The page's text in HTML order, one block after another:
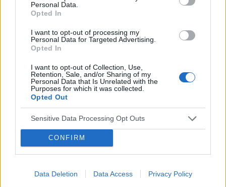
Personal Data.
Opted In
I want to opt-out of processing my
Personal Data for Targeted Advertising.
Opted In
I want to opt-out of Collection, Use,
Retention, Sale, and/or Sharing of my
Personal Data that Is Unrelated with the
Purposes for which it was collected.
Opted Out
Sensitive Data Processing Opt Outs
CONFIRM
Data Deletion Data Access Privacy Policy
Co mnie ugryzło?
takie ugryzienia. Na dworze było dużo much/
komarów, ale niepokoi mnie kilka ugryzień obok siebie
jeston73
Forum:
Blizny na stopie
Witam ,pojawiły się z nikąd i nie chcą zniknąć ,czy ktoś
tutaj orientuje się co to może być?